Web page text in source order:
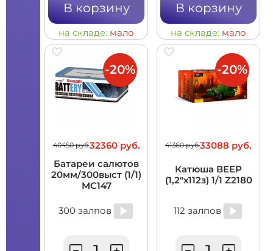
В корзину
на складе: мало
В корзину
на складе: мало
40450 руб.32360 руб.
Батареи салютов
20мм/300выст (1/1)
MC147
300 залпов
-20%
41360 руб.33088 руб.
Катюша ВЕЕР
(1,2"х112з) 1/1 Z2180
112 залпов
-20%